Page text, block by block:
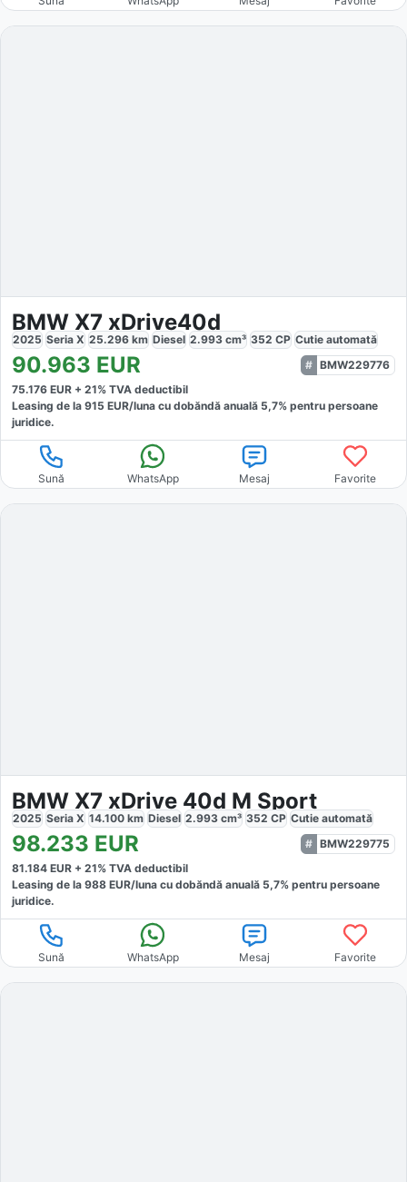
BMW X7 xDrive40d
2025 Seria X 25.296 km Diesel 2.993 cm³ 352 CP Cutie automată
90.963 EUR
BMW229776
75.176 EUR + 21% TVA deductibil
Leasing de la 915 EUR/luna cu dobăndă anuală 5,7% pentru persoane
juridice.
Sună WhatsApp Mesaj Favorite
BMW X7 xDrive 40d M Sport
2025 Seria X 14.100 km Diesel 2.993 cm³ 352 CP Cutie automată
98.233 EUR
BMW229775
81.184 EUR + 21% TVA deductibil
Leasing de la 988 EUR/luna cu dobăndă anuală 5,7% pentru persoane
juridice.
Sună WhatsApp Mesaj Favorite